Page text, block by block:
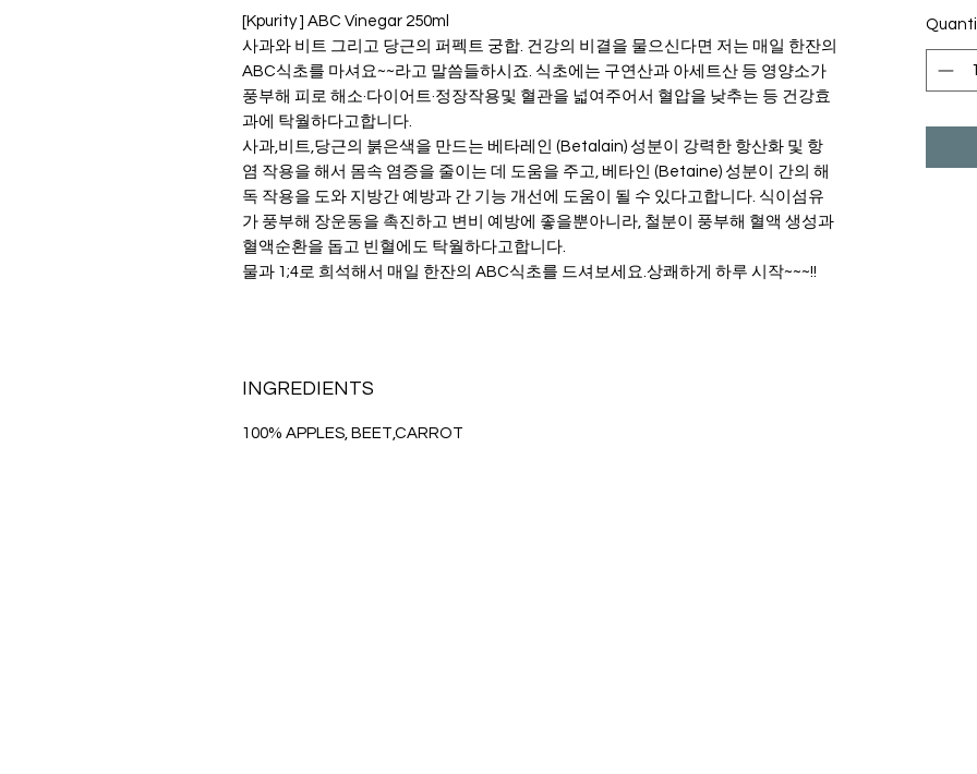
[Kpurity ] ABC Vinegar 250ml
사과와 비트 그리고 당근의 퍼펙트 궁합. 건강의 비결을 물으신다면 저는 매일 한잔의
ABC식초를 마셔요~~라고 말씀들하시죠. 식초에는 구연산과 아세트산 등 영양소가
풍부해 피로 해소·다이어트·정장작용및 혈관을 넓여주어서 혈압을 낮추는 등 건강효
과에 탁월하다고합니다.
사과,비트,당근의 붉은색을 만드는 베타레인 (Betalain) 성분이 강력한 항산화 및 항
염 작용을 해서 몸속 염증을 줄이는 데 도움을 주고, 베타인 (Betaine) 성분이 간의 해
독 작용을 도와 지방간 예방과 간 기능 개선에 도움이 될 수 있다고합니다. 식이섬유
가 풍부해 장운동을 촉진하고 변비 예방에 좋을뿐아니라, 철분이 풍부해 혈액 생성과
혈액순환을 돕고 빈혈에도 탁월하다고합니다.
물과 1;4로 희석해서 매일 한잔의 ABC식초를 드셔보세요.상쾌하게 하루 시작~~~!!
INGREDIENTS
100% APPLES, BEET,CARROT